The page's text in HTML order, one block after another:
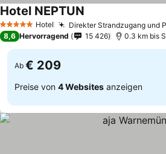
5 Sterne Hotel Direkter Strandzugang und
Hotel NEPTUN
8,6 Hervorragend 15 426 0.3 km bis
Ab € 209
Preise von 4 Websites anzeigen